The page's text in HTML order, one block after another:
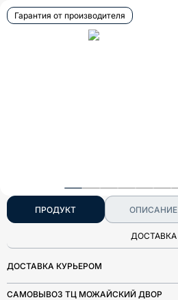
Гарантия от производителя
ПРОДУКТ ОПИСАНИЕ
ДОСТАВКА
ДОСТАВКА КУРЬЕРОМ
САМОВЫВОЗ ТЦ МОЖАЙСКИЙ ДВОР